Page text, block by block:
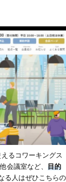
るコワーキングス
会議室など、 目的
る人はぜひこちらの